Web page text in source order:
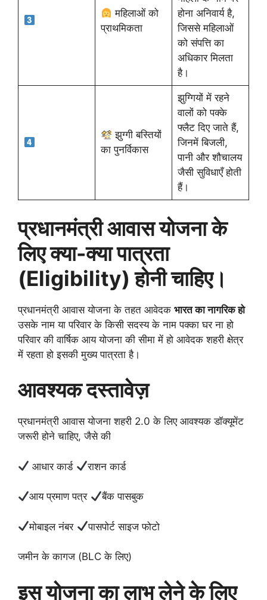
महिलाओं को
प्राथमिकता
होना अनिवार्य है,
जिससे महिलाओं
को संपत्ति का
अधिकार मिलता
है।
झुग्गी बस्तियों
का पुनर्विकास
झुग्गियों में रहने
वालों को पक्के
फ्लैट दिए जाते हैं,
जिनमें बिजली,
पानी और शौचालय
जैसी सुविधाएँ होती
हैं।
प्रधानमंत्री आवास योजना के
लिए क्या-क्या पात्रता
(Eligibility) होनी चाहिए।
प्रधानमंत्री आवास योजना के तहत आवेदक भारत का नागरिक हो
उसके नाम या परिवार के किसी सदस्य के नाम पक्का घर ना हो
परिवार की वार्षिक आय योजना की सीमा में हो आवेदक शहरी क्षेत्र
में रहता हो इसकी मुख्य पात्रता है।
आवश्यक दस्तावेज़
प्रधानमंत्री आवास योजना शहरी 2.0 के लिए आवश्यक डॉक्यूमेंट
जरूरी होने चाहिए, जैसे की
आधार कार्ड राशन कार्ड
आय प्रमाण पत्र बैंक पासबुक
मोबाइल नंबर पासपोर्ट साइज फोटो
जमीन के कागज (BLC के लिए)
इस योजना का लाभ लेने के लिए